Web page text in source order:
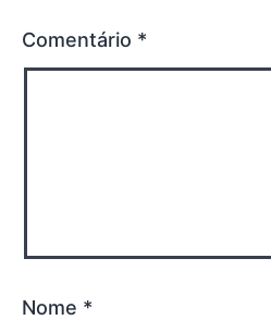
Comentário *
Nome *